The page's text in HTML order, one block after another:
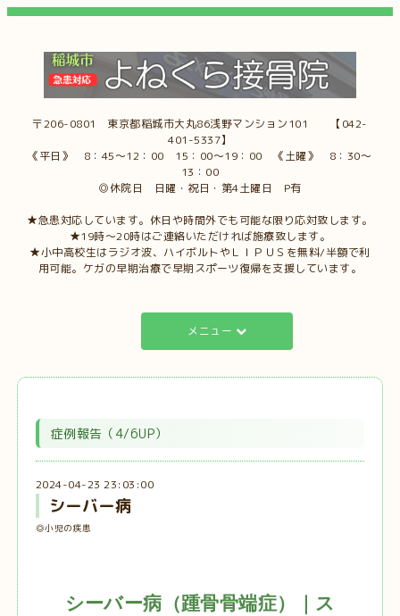
〒206-0801 東京都稲城市大丸86浅野マンション101 【042-
401-5337】
《平日》 8：45～12：00 15：00～19：00 《土曜》 8：30～
13：00
◎休院日 日曜・祝日・第4土曜日 P有
★急患対応しています。休日や時間外でも可能な限り応対致します。
★19時～20時はご連絡いただければ施療致します。
★小中高校生はラジオ波、ハイボルトやＬＩＰＵＳを無料/半額で利
用可能。ケガの早期治療で早期スポーツ復帰を支援しています。
メニュー
症例報告（4/6UP）
2024-04-23 23:03:00
シーバー病
◎小児の疾患
シーバー病（踵骨骨端症）｜ス